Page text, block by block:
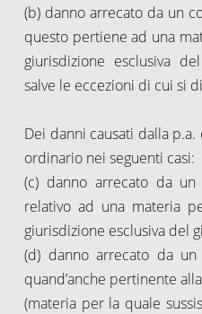
(b) danno arrecato da un
questo pertiene ad una
giurisdizione esclusiva
salve le eccezioni di cui si
Dei danni causati dalla
ordinario nei seguenti casi:
(c) danno arrecato da un
relativo ad una materia
giurisdizione esclusiva del
(d) danno arrecato da un
quand’anche pertinente
(materia per la quale